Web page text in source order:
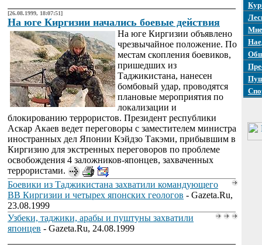
[26.08.1999, 18:07:51]
На юге Киргизии начались боевые действия
На юге Киргизии объявлено
чрезвычайное положение. По
местам скопления боевиков,
пришедших из
Таджикистана, нанесен
бомбовый удар, проводятся
плановые мероприятия по
локализации и
блокированию террористов. Президент республики
Аскар Акаев ведет переговоры с заместителем министра
иностранных дел Японии Кэйдзо Такэми, прибывшим в
Киргизию для экстренных переговоров по проблеме
освобождения 4 заложников-японцев, захваченных
террористами.
Боевики из Таджикистана захватили командующего
ВВ Киргизии и четырех японских геологов - Gazeta.Ru,
23.08.1999
Узбеки, таджики, арабы и пуштуны захватили
японцев - Gazeta.Ru, 24.08.1999